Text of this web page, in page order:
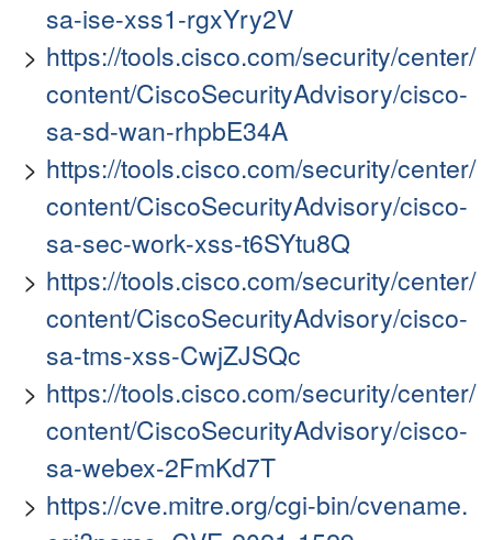
sa-ise-xss1-rgxYry2V
https://tools.cisco.com/security/center/
content/CiscoSecurityAdvisory/cisco-
sa-sd-wan-rhpbE34A
https://tools.cisco.com/security/center/
content/CiscoSecurityAdvisory/cisco-
sa-sec-work-xss-t6SYtu8Q
https://tools.cisco.com/security/center/
content/CiscoSecurityAdvisory/cisco-
sa-tms-xss-CwjZJSQc
https://tools.cisco.com/security/center/
content/CiscoSecurityAdvisory/cisco-
sa-webex-2FmKd7T
https://cve.mitre.org/cgi-bin/cvename.